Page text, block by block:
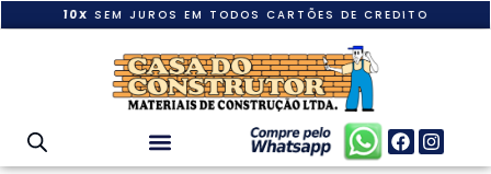
10X SEM JUROS EM TODOS CARTÕES DE CREDITO